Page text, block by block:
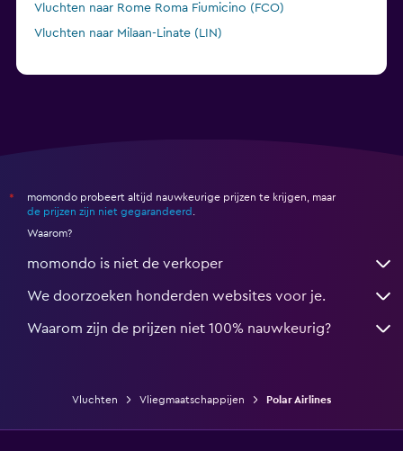
Vluchten naar Rome Roma Fiumicino (FCO)
Vluchten naar Milaan-Linate (LIN)
*
momondo probeert altijd nauwkeurige prijzen te krijgen, maar
de prijzen zijn niet gegarandeerd
Waarom?
momondo is niet de verkoper
We doorzoeken honderden websites voor je.
Waarom zijn de prijzen niet 100% nauwkeurig?
Vluchten Vliegmaatschappijen Polar Airlines